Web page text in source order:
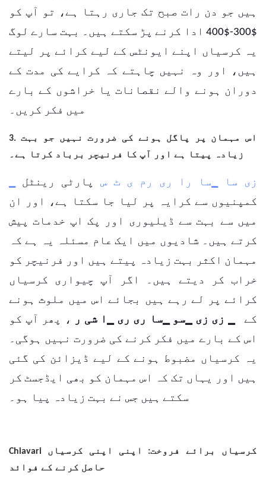
ہیں جو دن رات صبح تک جاری رہتا ہے، تو آپ کو
$300-$400 ادا کرنے پڑ سکتے ہیں۔
بہت سارے لوگ
یہ کرسیاں اپنے ایونٹس کے لیے کرائے پر لیتے
ہیں، اور وہ نہیں چاہتے کہ کرایے کی مدت کے
دوران ہونے والے نقصانات یا خراشوں کے بارے
میں فکر کریں۔
3. اس مہمان پر پاگل ہونے کی ضرورت نہیں جو بہت
زیادہ پیتا ہے اور آپ کا فرنیچر برباد کرتا ہے۔
▁ زی سا ▁سا را ری رم ی ٹ س
پارٹی رینٹل
کمپنیوں سے کرایہ پر لیا جا سکتا ہے، اور ان
میں سے بہت سے ڈیلیوری اور پک اپ خدمات پیش
کرتے ہیں۔ شادیوں میں ایک عام مسئلہ یہ ہے کہ
مہمان اکثر بہت زیادہ پیتے ہیں اور فرنیچر کو
خراب کر دیتے ہیں۔ اگر آپ چیواری کرسیاں
کرائے پر لے رہے ہیں بجائے اس میں ملوث ہونے
کے
▁ زی زی ▁سو ▁سا ری ری ▁ا شی ر
، پھر آپ کو
اس کے بارے میں فکر کرنے کی ضرورت نہیں ہوگی۔
یہ کرسیاں مضبوط ہونے کے لیے ڈیزائن کی گئی
ہیں اور یہاں تک کہ اس مہمان کو بھی ایڈجسٹ کر
سکتے ہیں جس نے بہت زیادہ پیا ہو۔
Chiavari کرسیاں برائے فروخت: اپنی اپنی کرسیاں
حاصل کرنے کے فوائد